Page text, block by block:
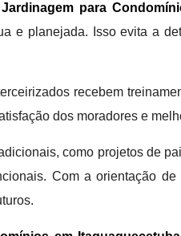
para
e planejada. Isso evita a
recebem
dos moradores e
como projetos de
Com a orientação